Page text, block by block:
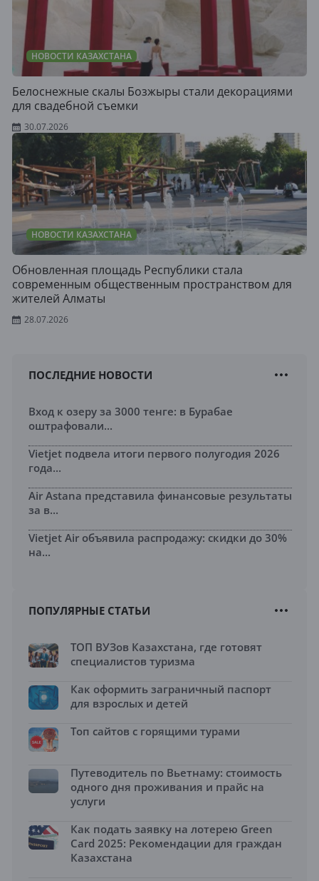
НОВОСТИ КАЗАХСТАНА
Белоснежные скалы Бозжыры стали декорациями
для свадебной съемки
30.07.2026
НОВОСТИ КАЗАХСТАНА
Обновленная площадь Республики стала
современным общественным пространством для
жителей Алматы
28.07.2026
ПОСЛЕДНИЕ НОВОСТИ
Вход к озеру за 3000 тенге: в Бурабае
оштрафовали...
Vietjet подвела итоги первого полугодия 2026
года...
Air Astana представила финансовые результаты
за в...
Vietjet Air объявила распродажу: скидки до 30%
на...
ПОПУЛЯРНЫЕ СТАТЬИ
ТОП ВУЗов Казахстана, где готовят
специалистов туризма
Как оформить заграничный паспорт
для взрослых и детей
Топ сайтов с горящими турами
Путеводитель по Вьетнаму: стоимость
одного дня проживания и прайс на
услуги
Как подать заявку на лотерею Green
Card 2025: Рекомендации для граждан
Казахстана